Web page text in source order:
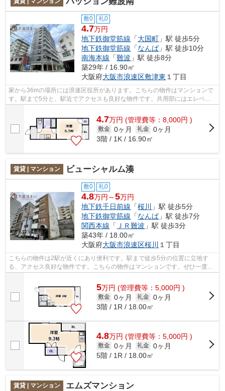
敷0 礼0
4.7万円
地下鉄御堂筋線 「大国町 」駅 徒歩5分
地下鉄御堂筋線 「なんば」駅 徒歩10分
南海本線 「難波 」駅 徒歩8分
築29年 / 16.90㎡
大阪府大阪市浪速区敷津東 １丁目
家から36mの場所には浪速区役所があります。こちらの物件はマンションで
す。駅まで5分と、駅近でアクセスも良好な物件です。共用部にはエレベー
4.7万円 (管理費等：8,000円 )
敷金 0ヶ月 礼金 0ヶ月
3階 / 1K / 16.90㎡
賃貸 | マンション ビューシャルム湊
敷0 礼0
4.8万円～5万円
地下鉄千日前線 「桜川
」駅 徒歩5分
地下鉄御堂筋線 「なんば」駅 徒歩7分
関西本線 「 ＪＲ難波 」駅 徒歩3分
築43年 / 18.00㎡
大阪府大阪市浪速区桜川 １丁目
こちらの物件は2駅が近くにあり便利です。駅まで徒歩5分の位置に立地す
る、アクセス良好な物件です。こちらの物件はマンションです。ぜひ一度見
5万円 (管理費等：5,000円 )
敷金 0ヶ月 礼金 0ヶ月
3階 / 1R / 18.00㎡
4.8万円 (管理費等：5,000円 )
敷金 0ヶ月 礼金 0ヶ月
5階 / 1R / 18.00㎡
賃貸 | マンション エムズマンション